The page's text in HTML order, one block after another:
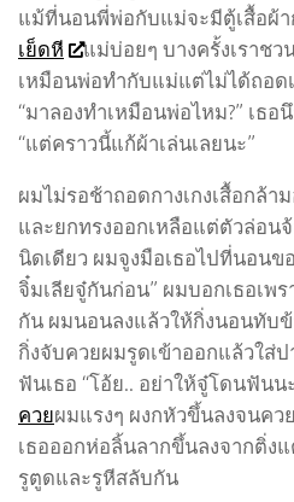
แม้ที่นอนพี่พ่อกับแม่จะมีตู้เสื้อผ้า
เย็ดหี
แม่บ่อยๆ บางครั้งเราชว
เหมือนพ่อทำกับแม่แต่ไม่ได้ถอด
“มาลองทำเหมือนพ่อไหม?” เธ
“แต่คราวนี้แก้ผ้าเล่นเลยนะ”
ผมไม่รอช้าถอดกางเกงเสื้อกล้า
และยกทรงออกเหลือแต่ตัวล่อน
นิดเดียว ผมจูงมือเธอไปที่นอนข
จิ๋มเลียจู๋กันก่อน” ผมบอกเธอเพ
กัน ผมนอนลงแล้วให้กิ่งนอนทับ
กิ่งจับควยผมรูดเข้าออกแล้วใส่
ฟันเธอ “โอ้ย.. อย่าให้จู๋โดนฟันน
ควยผมแรงๆ ผงกหัวขึ้นลงจนค
เธอออกห่อลิ้นลากขึ้นลงจากติ่ง
รูตูดและรูหีสลับกัน